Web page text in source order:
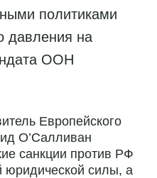
политиками
давления на
ООН
Европейского
О’Салливан
санкции против РФ
юридической силы, а